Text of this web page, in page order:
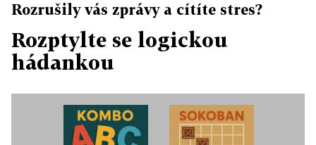
Rozrušily vás zprávy a cítíte stres?
Rozptylte se logickou
hádankou